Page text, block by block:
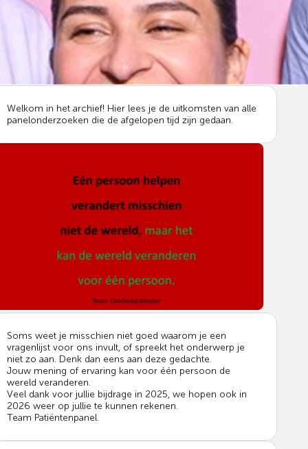
Welkom in het archief! Hier lees je de uitkomsten van alle
panelonderzoeken die de afgelopen tijd zijn gedaan.
Soms weet je misschien niet goed waarom je een
vragenlijst voor ons invult, of spreekt het onderwerp je
niet zo aan. Denk dan eens aan deze gedachte.
Jouw mening of ervaring kan voor één persoon de
wereld veranderen.
Veel dank voor jullie bijdrage in 2025, we hopen ook in
2026 weer op jullie te kunnen rekenen.
Team Patiëntenpanel.